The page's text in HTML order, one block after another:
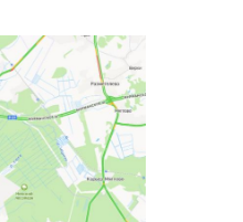
Бригады
неделю
почти на
...